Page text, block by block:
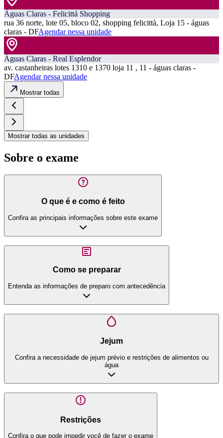
Águas Claras - Felicittá Shopping
rua 36 norte, lote 05, bloco 02, shopping felicittà, Loja 15 - águas
claras - DFAgendar nessa unidade
Águas Claras - Real Esplendor
av. castanheiras lotes 1310 e 1370 loja 11 , 11 - águas claras -
DFAgendar nessa unidade
Mostrar todas
Mostrar todas as unidades
Sobre o exame
O que é e como é feito
Confira as principais informações sobre este exame
Como se preparar
Entenda as informações de preparo com antecedência
Jejum
Confira a necessidade de jejum prévio e restrições de alimentos ou
água
Restrições
Confira o que pode impedir você de fazer o exame